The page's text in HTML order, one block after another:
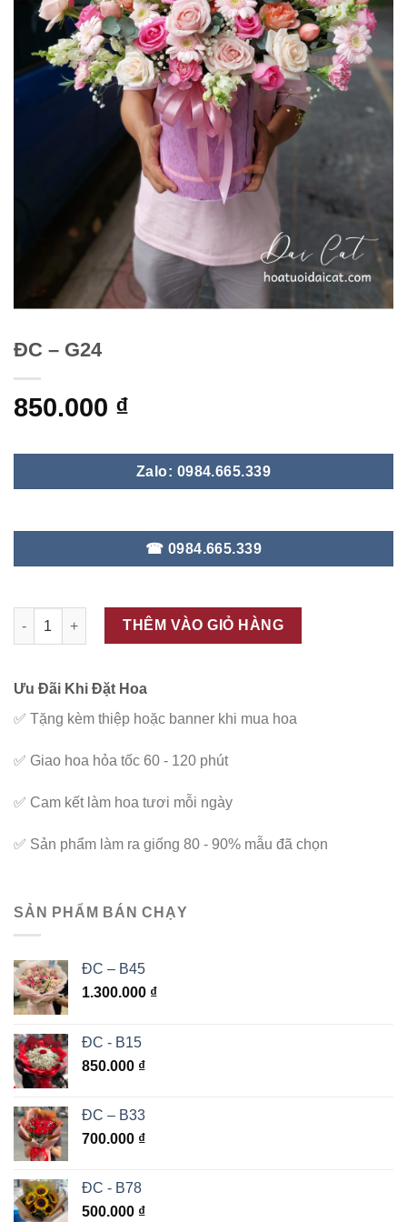
ĐC – G24
850.000 ₫
Zalo: 0984.665.339
☎ 0984.665.339
ĐC - G24 số lượng
THÊM VÀO GIỎ HÀNG
Ưu Đãi Khi Đặt Hoa
✅ Tặng kèm thiệp hoặc banner khi mua hoa
✅ Giao hoa hỏa tốc 60 - 120 phút
✅ Cam kết làm hoa tươi mỗi ngày
✅ Sản phẩm làm ra giống 80 - 90% mẫu đã chọn
SẢN PHẨM BÁN CHẠY
ĐC – B45
1.300.000 ₫
ĐC - B15
850.000 ₫
ĐC – B33
700.000 ₫
ĐC - B78
500.000 ₫